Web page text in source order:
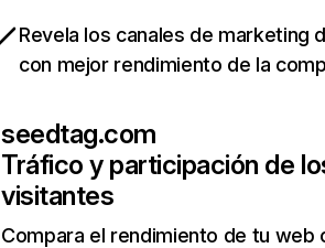
Revela los canales de marketing
con mejor rendimiento de la
seedtag.com
Tráfico y participación de
visitantes
Compara el rendimiento de tu web